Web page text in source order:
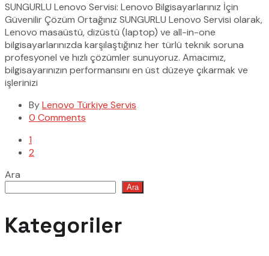
SUNGURLU Lenovo Servisi: Lenovo Bilgisayarlarınız İçin
Güvenilir Çözüm Ortağınız SUNGURLU Lenovo Servisi olarak,
Lenovo masaüstü, dizüstü (laptop) ve all-in-one
bilgisayarlarınızda karşılaştığınız her türlü teknik soruna
profesyonel ve hızlı çözümler sunuyoruz. Amacımız,
bilgisayarınızın performansını en üst düzeye çıkarmak ve
işlerinizi
ByLenovo Türkiye Servis
0 Comments
1
2
Ara
Ara
Kategoriler